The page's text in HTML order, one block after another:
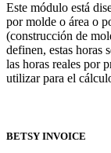
Este módulo está
por molde o área o
(construcción de
definen, estas horas
las horas reales por
utilizar para el
BETSY INVOICE